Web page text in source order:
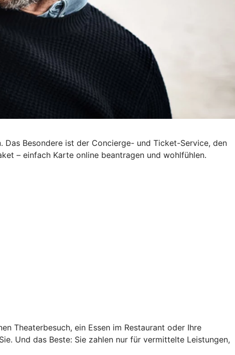
Besondere ist der Concierge- und Ticket-Service, den
– einfach Karte online beantragen und wohlfühlen.
Theaterbesuch, ein Essen im Restaurant oder Ihre
Und das Beste: Sie zahlen nur für vermittelte Leistungen,